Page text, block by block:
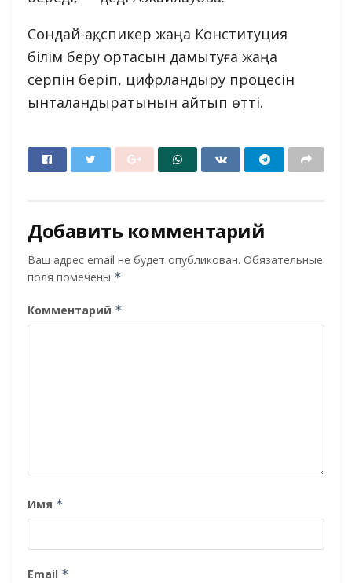
Сондай-ақ, спикер жаңа Конституция
білім беру ортасын дамытуға жаңа
серпін беріп, цифрландыру процесін
ынталандыратынын айтып өтті.
Добавить комментарий
Ваш адрес email не будет опубликован. Обязательные
поля помечены *
Комментарий *
Имя *
Email *